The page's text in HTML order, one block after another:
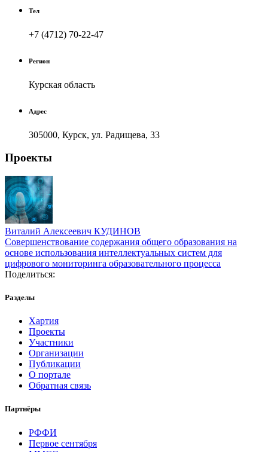
Тел
+7 (4712) 70-22-47
Регион
Курская область
Адрес
305000, Курск, ул. Радищева, 33
Проекты
Виталий Алексеевич КУДИНОВ
Совершенствование содержания общего образования на
основе использования интеллектуальных систем для
цифрового мониторинга образовательного процесса
Поделиться:
Разделы
Хартия
Проекты
Участники
Организации
Публикации
О портале
Обратная связь
Партнёры
РФФИ
Первое сентября